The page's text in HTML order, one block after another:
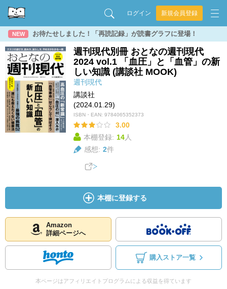
ログイン 新規会員登録
NEW お待たせしました！「再読記録」が読書グラフに登場！
週刊現代別冊 おとなの週刊現代
2024 vоl.1 「血圧」と「血管」の新
しい知識 (講談社 MOOK)
週刊現代
講談社
(2024.01.29)
ISBN・EAN: 9784065352373
3.00
本棚登録: 14人
感想: 2件
本棚に登録する
Amazon
詳細ページへ
購入ストア一覧
本ページはアフィリエイトプログラムによる収益を得ています